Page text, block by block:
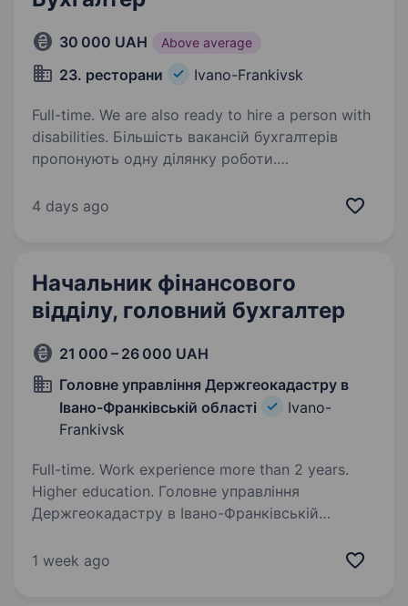
30 000 UAH Above average
23. ресторани Ivano-Frankivsk
Full-time. We are also ready to hire a person with
disabilities. Більшість вакансій бухгалтерів
пропонують одну ділянку роботи.
бухгалтером, який може самостійно вести
4 days ago
Начальник фінансового
відділу, головний бухгалтер
21 000 – 26 000 UAH
Головне управління Держгеокадастру в
Івано-Франківській області
Ivano-
Frankivsk
Full-time. Work experience more than 2 years.
Higher education. Головне управління
Держгеокадастру в Івано-Франківській
Станьте частиною змін сьогодні! На Вас
1 week ago